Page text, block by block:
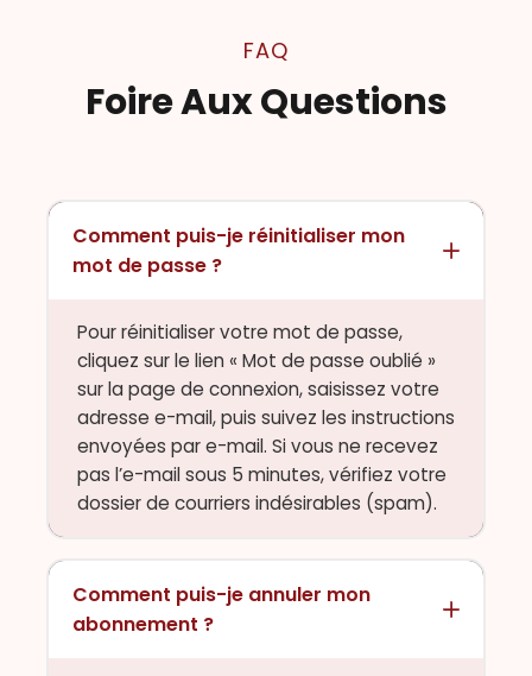
FAQ
Foire Aux Questions
Comment puis-je réinitialiser mon
mot de passe ?
Pour réinitialiser votre mot de passe,
cliquez sur le lien « Mot de passe oublié »
sur la page de connexion, saisissez votre
adresse e-mail, puis suivez les instructions
envoyées par e-mail. Si vous ne recevez
pas l’e-mail sous 5 minutes, vérifiez votre
dossier de courriers indésirables (spam).
Comment puis-je annuler mon
abonnement ?